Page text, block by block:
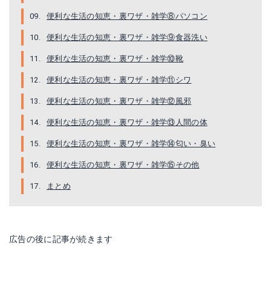
便利な生活の知恵・裏ワザ・雑学⑧パソコン
便利な生活の知恵・裏ワザ・雑学⑨食器洗い
便利な生活の知恵・裏ワザ・雑学⑩靴
便利な生活の知恵・裏ワザ・雑学⑪シワ
便利な生活の知恵・裏ワザ・雑学⑫風邪
便利な生活の知恵・裏ワザ・雑学⑬人間の体
便利な生活の知恵・裏ワザ・雑学⑭匂い・臭い
便利な生活の知恵・裏ワザ・雑学⑮その他
まとめ
広告の後に記事が続きます